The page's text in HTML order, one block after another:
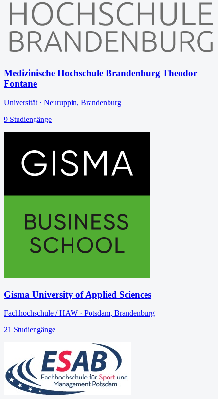
Medizinische Hochschule Brandenburg Theodor
Fontane
Universität · Neuruppin, Brandenburg
9 Studiengänge
Gisma University of Applied Sciences
Fachhochschule / HAW · Potsdam, Brandenburg
21 Studiengänge